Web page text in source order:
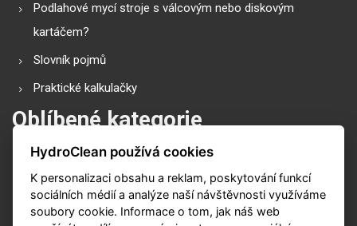
Podlahové mycí stroje s válcovým nebo diskovým
kartáčem?
Slovník pojmů
Praktické kalkulačky
Oblíbené kategorie
Průmyslové vysavače
Vysokotlaké čističe
Podlahové mycí stroje
HydroClean používá cookies
K personalizaci obsahu a reklam, poskytování funkcí
sociálních médií a analýze naší návštěvnosti využíváme
soubory cookie. Informace o tom, jak náš web